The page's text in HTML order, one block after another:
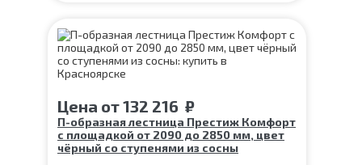
Угол наклона:39°
Срок гарантии (на металлокаркас):25 лет
Цена от132 216 ₽
П-образная лестница Престиж Комфорт
с площадкой от 2090 до 2850 мм, цвет
чёрный со ступенями из сосны